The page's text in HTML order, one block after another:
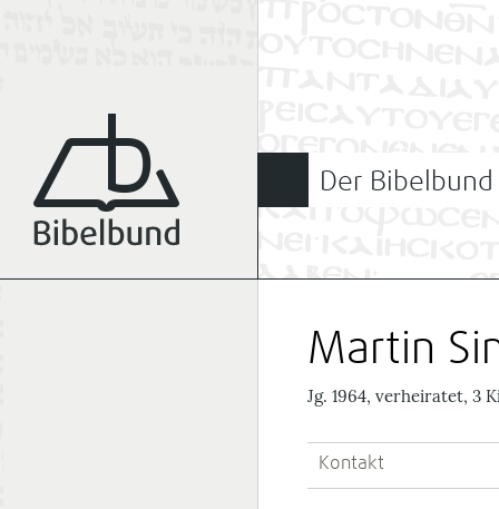
Der Bibelbund
Martin
Jg. 1964, verheiratet, 3
Kontakt